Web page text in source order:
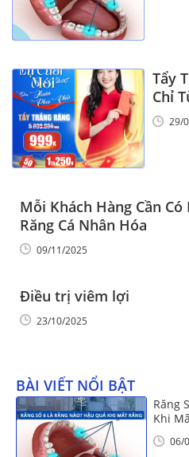
Tẩy
Chỉ
29/
Mỗi Khách Hàng Cần
Răng Cá Nhân Hóa
09/11/2025
Điều trị viêm lợi
23/10/2025
BÀI VIẾT NỔI BẬT
Răng
Khi
06/